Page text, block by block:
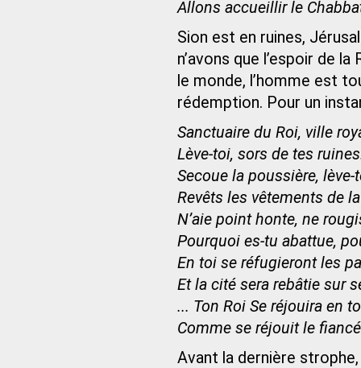
Allons accueillir le
Sion est en ruines,
n’avons que l’espoir de
le monde, l’homme est
rédemption. Pour un
Sanctuaire du Roi, ville
Lève-toi, sors de tes
Secoue la poussière, lève-
Revêts les vêtements de
N’aie point honte, ne
Pourquoi es-tu abattue,
En toi se réfugieront les
Et la cité sera rebâtie sur
... Ton Roi Se réjouira en
Comme se réjouit le
Avant la dernière